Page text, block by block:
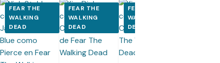
FEAR THE
WALKING
DEAD
FEAR THE
WALKING
DEAD
FEAR THE
WALKING
DEAD